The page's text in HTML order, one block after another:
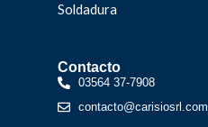
Soldadura
Contacto
03564 37-7908
contacto@carisiosrl.com